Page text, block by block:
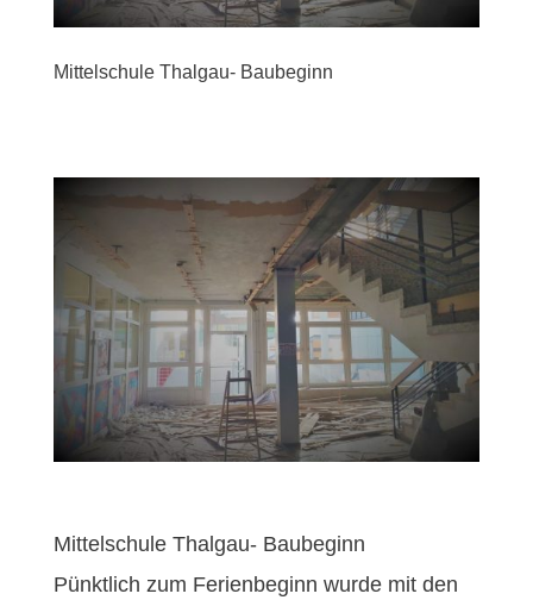
Mittelschule Thalgau- Baubeginn
Mittelschule Thalgau- Baubeginn
Pünktlich zum Ferienbeginn wurde mit den